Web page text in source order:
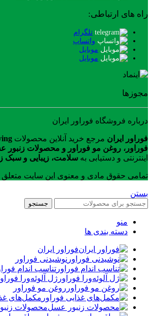
راه های ارتباطی:
تلگرام
واتساپ
موبایل
موبایل
مجوزها
درباره فروشگاه فوراور ایران
فوراور ایران مرجع خرید آنلاین محصولات
فوراور، روغن مو فوراور و محصولات زنبور
اینترنتی و دستیابی به سلامت، زیبایی و سبک
تمامی حقوق مادی و معنوی این سایت متعلق
بستن
جستجو
منو
دسته بندی ها
فوراور ایران
نوشیدنی فوراور
تناسب اندام
ژل آلوئه‌ورا
روغن مو فوراور
مکمل‌های
محصولات